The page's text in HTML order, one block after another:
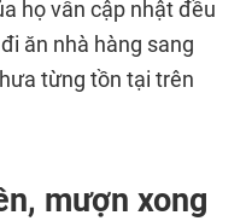
họ vẫn cập nhật đều
ăn nhà hàng sang
từng tồn tại trên
mượn xong